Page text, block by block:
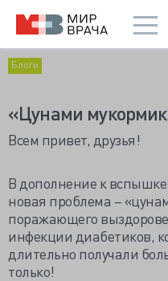
Блоги
«Цунами
Всем привет, друзья!
В дополнение к
новая проблема –
поражающего
инфекции диабетиков,
длительно получали
только!